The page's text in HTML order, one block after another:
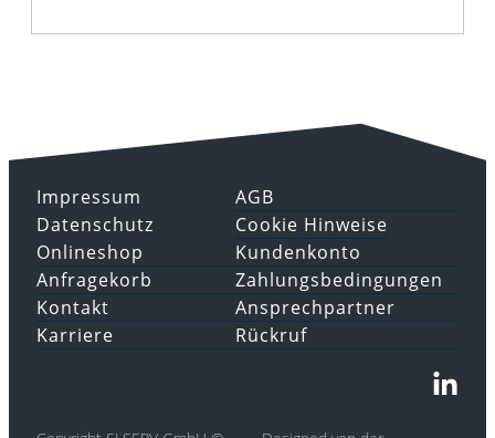
Impressum
Datenschutz
AGB
Cookie Hinweise
Onlineshop
Anfragekorb
Kundenkonto
Zahlungsbedingungen
Kontakt
Karriere
Ansprechpartner
Rückruf